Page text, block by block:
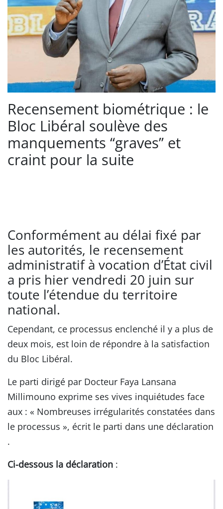
Recensement biométrique : le
Bloc Libéral soulève des
manquements ‘‘graves’’ et
craint pour la suite
Conformément au délai fixé par
les autorités, le recensement
administratif à vocation d’État civil
a pris hier vendredi 20 juin sur
toute l’étendue du territoire
national.
Cependant, ce processus enclenché il y a plus de
deux mois, est loin de répondre à la satisfaction
du Bloc Libéral.
Le parti dirigé par Docteur Faya Lansana
Millimouno exprime ses vives inquiétudes face
aux : « Nombreuses irrégularités constatées dans
le processus », écrit le parti dans une déclaration
.
Ci-dessous la déclaration :